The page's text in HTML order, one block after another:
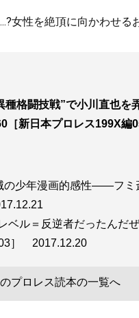
女性を絶頂に向かわせる
種格闘技戦”で小川直也
［新日本プロレス199X編
の少年漫画的感性――フミ
ベル＝反逆者だったん
03］ 2017.12.20
プロレス読本の一覧へ